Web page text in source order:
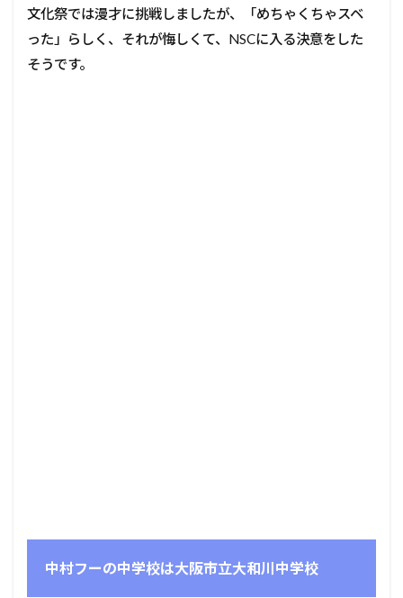
文化祭では漫才に挑戦しましたが、「めちゃくちゃスベ
った」らしく、それが悔しくて、NSCに入る決意をした
そうです。
中村フーの中学校は大阪市立大和川中学校